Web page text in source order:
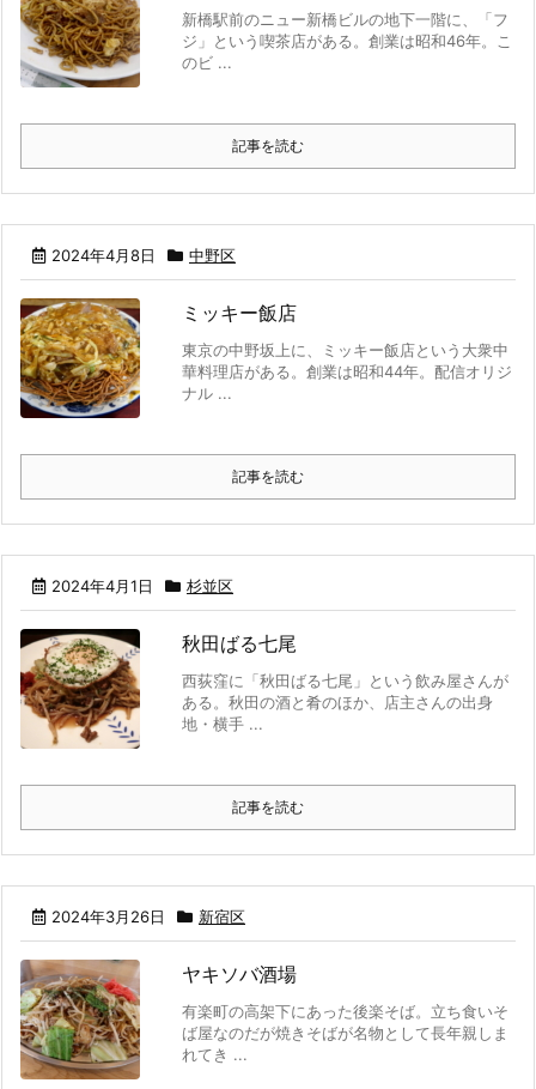
新橋駅前のニュー新橋ビルの地下一階に、「フ
ジ」という喫茶店がある。創業は昭和46年。こ
のビ ...
記事を読む
2024年4月8日 中野区
ミッキー飯店
東京の中野坂上に、ミッキー飯店という大衆中
華料理店がある。創業は昭和44年。配信オリジ
ナル ...
記事を読む
2024年4月1日 杉並区
秋田ばる七尾
西荻窪に「秋田ばる七尾」という飲み屋さんが
ある。秋田の酒と肴のほか、店主さんの出身
地・横手 ...
記事を読む
2024年3月26日 新宿区
ヤキソバ酒場
有楽町の高架下にあった後楽そば。立ち食いそ
ば屋なのだが焼きそばが名物として長年親しま
れてき ...